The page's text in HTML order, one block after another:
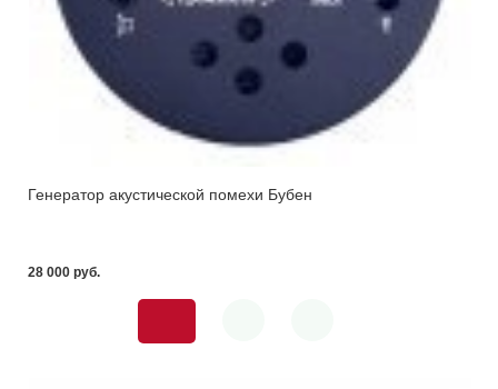
Генератор акустической помехи Бубен
28 000 pуб.